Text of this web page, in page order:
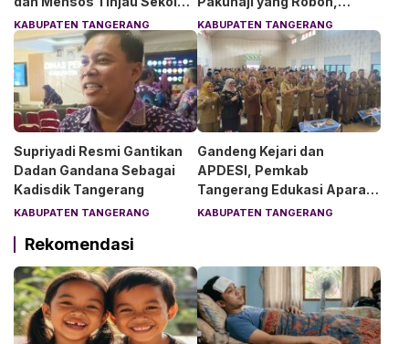
Rakyat di Curug
KABUPATEN TANGERANG
Pemilik Menangis Haru
KABUPATEN TANGERANG
Supriyadi Resmi Gantikan
Dadan Gandana Sebagai
Kadisdik Tangerang
KABUPATEN TANGERANG
Gandeng Kejari dan
APDESI, Pemkab
Tangerang Edukasi Aparat
Desa Soal Hukum
KABUPATEN TANGERANG
Rekomendasi